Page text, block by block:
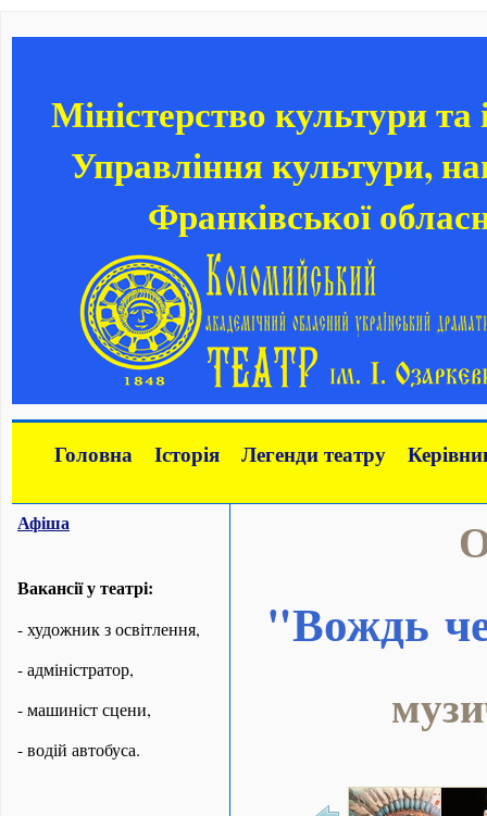
Міністерство культури
Управління культури,
Франківської
Головна Історія Легенди театру
Афіша
Вакансії у театрі:
- художник з освітлення,
- адміністратор,
- машиніст сцени,
- водій автобуса.
"Вождь